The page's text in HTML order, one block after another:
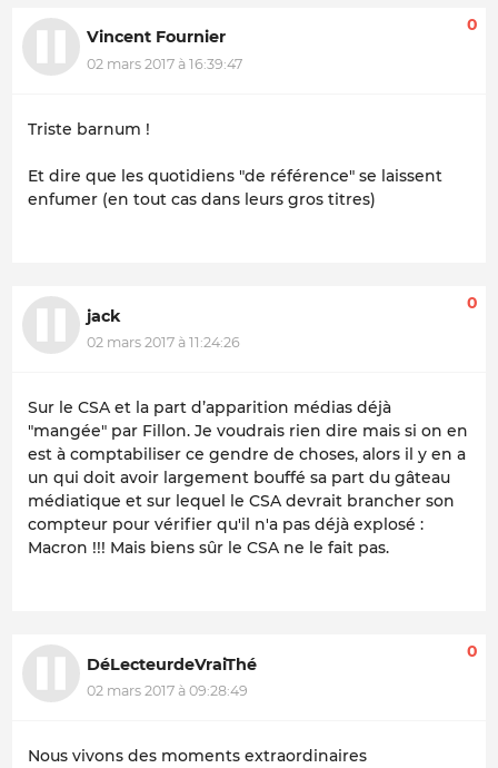
Vincent Fournier
02 mars 2017 à 16:39:47
0
Triste barnum !
Et dire que les quotidiens "de référence" se laissent
enfumer (en tout cas dans leurs gros titres)
jack
02 mars 2017 à 11:24:26
0
Sur le CSA et la part d’apparition médias déjà
"mangée" par Fillon. Je voudrais rien dire mais si on en
est à comptabiliser ce gendre de choses, alors il y en a
un qui doit avoir largement bouffé sa part du gâteau
médiatique et sur lequel le CSA devrait brancher son
compteur pour vérifier qu'il n'a pas déjà explosé :
Macron !!! Mais biens sûr le CSA ne le fait pas.
DéLecteurdeVraiThé
02 mars 2017 à 09:28:49
0
Nous vivons des moments extraordinaires